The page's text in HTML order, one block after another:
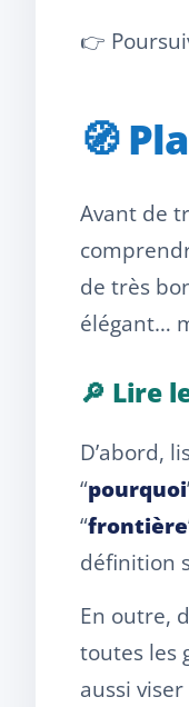
👉
🧭
Avant de
de très
élégant…
🔎 Lire
D’abord,
“pourquoi
“frontière
définition
En outre,
toutes les
aussi viser